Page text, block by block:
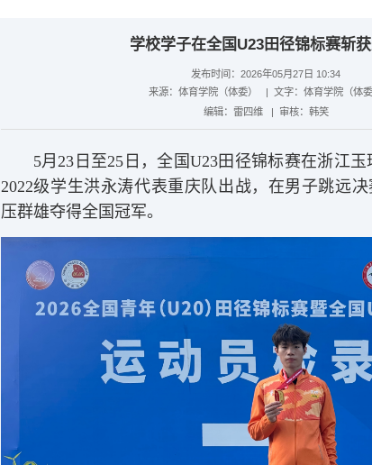
学校学子在全国U23田径锦标赛斩
发布时间：2026年05月27日 10:34
来源：体育学院（体委） | 文字：体育学院（体委
编辑： 雷四维 | 审核： 韩笑
5月23日至25日，全国U23田径锦标赛在浙江
2022级学生洪永涛代表重庆队出战，在男子跳远
压群雄夺得全国冠军。